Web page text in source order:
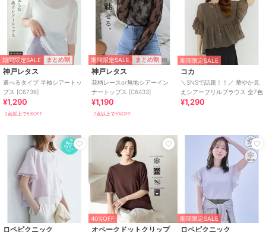
期間限定SALE まとめ割
神戸レタス
選べるタイプ 半袖シアートッ
プス [C6736]
¥1,290
2点以上で5%OFF
期間限定SALE まとめ割
神戸レタス
花柄レースor無地シアーイン
ナートップス [C6433]
¥1,190
2点以上で5%OFF
期間限定SALE
コカ
＼SNSで話題！！／ 華やか見
えシアーフリルブラウス 全7色
¥1,290
ロペピクニック
40%OFF
オペークドットクリップ
期間限定SALE
ロペピクニック